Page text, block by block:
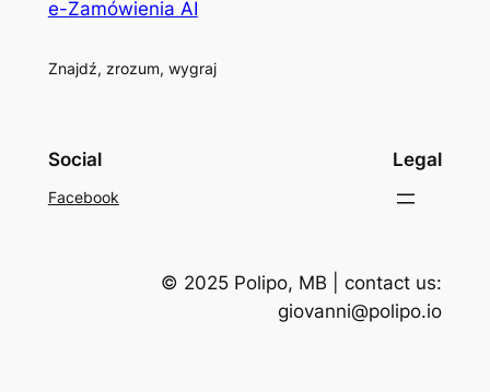
e-Zamówienia AI
Znajdź, zrozum, wygraj
Social
Facebook
Legal
© 2025 Polipo, MB | contact us:
giovanni@polipo.io